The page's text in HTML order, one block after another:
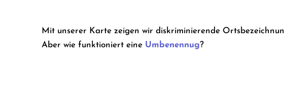
Mit unserer Karte zeigen wir diskriminierende
Aber wie funktioniert eine Umbenennug?